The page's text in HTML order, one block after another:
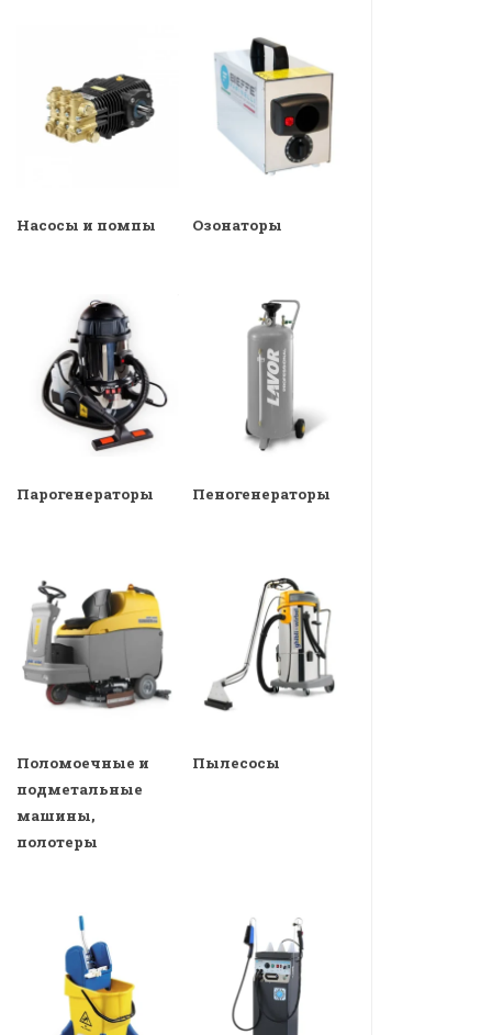
Насосы и помпы Озонаторы
Парогенераторы Пеногенераторы
Поломоечные и
подметальные
машины,
полотеры
Пылесосы